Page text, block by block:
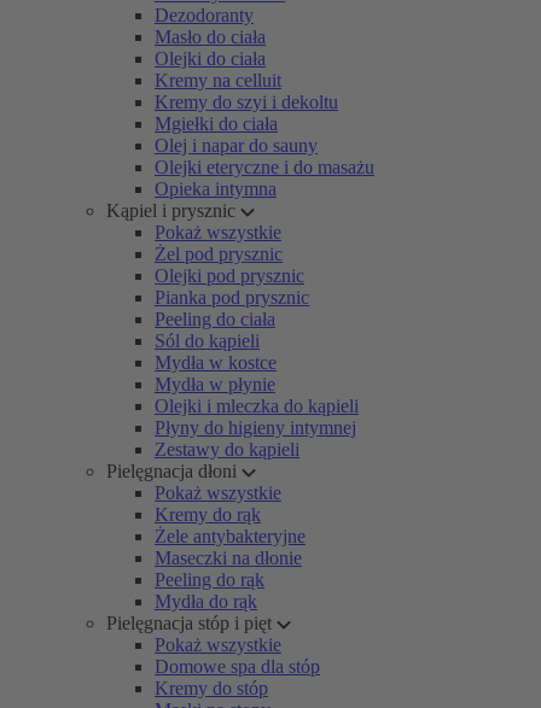
Dezodoranty
Masło do ciała
Olejki do ciała
Kremy na celluit
Kremy do szyi i dekoltu
Mgiełki do ciała
Olej i napar do sauny
Olejki eteryczne i do masażu
Opieka intymna
Kąpiel i prysznic
Pokaż wszystkie
Żel pod prysznic
Olejki pod prysznic
Pianka pod prysznic
Peeling do ciała
Sól do kąpieli
Mydła w kostce
Mydła w płynie
Olejki i mleczka do kąpieli
Płyny do higieny intymnej
Zestawy do kąpieli
Pielęgnacja dłoni
Pokaż wszystkie
Kremy do rąk
Żele antybakteryjne
Maseczki na dłonie
Peeling do rąk
Mydła do rąk
Pielęgnacja stóp i pięt
Pokaż wszystkie
Domowe spa dla stóp
Kremy do stóp